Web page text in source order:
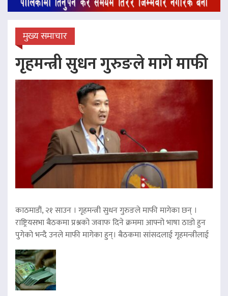
मुख्य समाचार
गृहमन्त्री सुधन गुरुङले मागे माफी
काठमाडौं, २१ साउन । गृहमन्त्री सुधन गुरुङले माफी मागेका छन् ।
राष्ट्रियसभा बैठकमा प्रश्नको जवाफ दिने क्रममा आफ्नो भाषा ठाडो हुन
पुगेको भन्दै उनले माफी मागेका हुन्। बैठकमा सांसदलाई गृहमन्त्रीलाई